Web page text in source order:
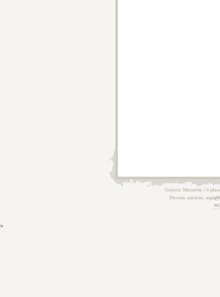
Galerie Mazarini / 6
Dessins anciens,
>